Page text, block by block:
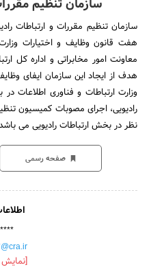
سازمان تنظیم
هفت قانون وظایف و اختیارات
معاونت امور مخابراتی و اداره کل
هدف از ایجاد این سازمان ایفای
وزارت ارتباطات و فناوری اطلاعات
رادیویی، اجرای مصوبات کمیسیون
نظر در بخش ارتباطات رادیویی می
صفحه رسمی
[نمایش